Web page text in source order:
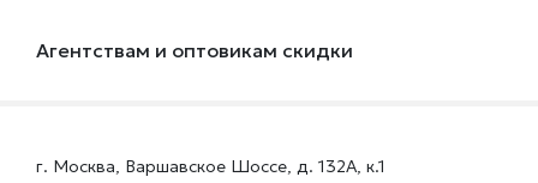
Агентствам и оптовикам скидки
г. Москва, Варшавское Шоссе, д. 132А, к.1